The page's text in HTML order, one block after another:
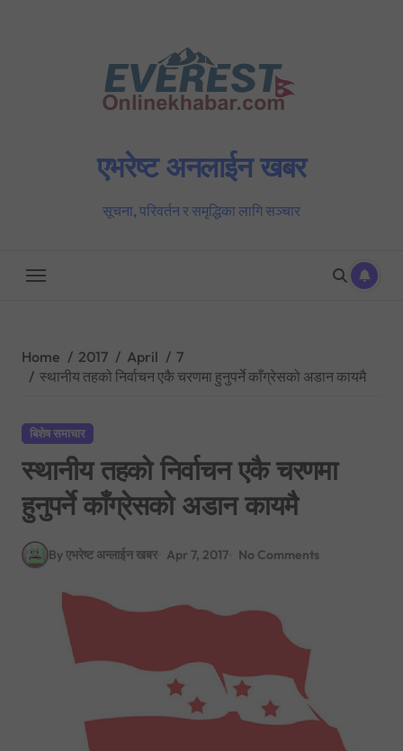
एभरेष्ट अनलाईन खबर
सूचना, परिवर्तन र समृद्धिका लागि सञ्चार
Home 2017 April
7
स्थानीय तहको निर्वाचन एकै चरणमा हुनुपर्ने काँग्रेसको अडान कायमै
बिशेष समाचार
स्थानीय तहको निर्वाचन एकै चरणमा
हुनुपर्ने काँग्रेसको अडान कायमै
By एभरेष्ट अन्लाईन खबर Apr 7, 2017 No Comments